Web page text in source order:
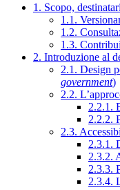
1. Scopo,
1.1.
1.2.
1.3.
2. Introduzione al
2.1. Design
government)
2.2.
2.2.1.
2.2.2.
2.3.
2.3.1.
2.3.2.
2.3.3.
2.3.4.